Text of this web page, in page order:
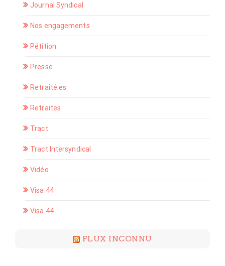
Journal Syndical
Nos engagements
Pétition
Presse
Retraité.es
Retraites
Tract
Tract Intersyndical
Vidéo
Visa 44
Visa 44
FLUX INCONNU